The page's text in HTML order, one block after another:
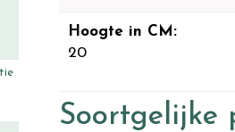
Hoogte in CM:
20
Soortgelijke